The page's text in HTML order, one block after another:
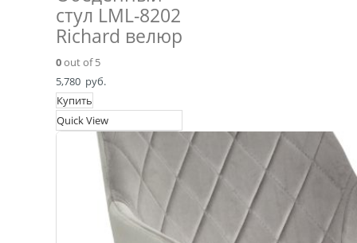
стул LML-8202
Richard велюр
0out of 5
5,780 руб.
Купить
Quick View